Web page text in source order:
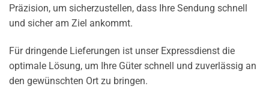
Präzision, um sicherzustellen, dass Ihre Sendung schnell
und sicher am Ziel ankommt.
Für dringende Lieferungen ist unser Expressdienst die
optimale Lösung, um Ihre Güter schnell und zuverlässig an
den gewünschten Ort zu bringen.